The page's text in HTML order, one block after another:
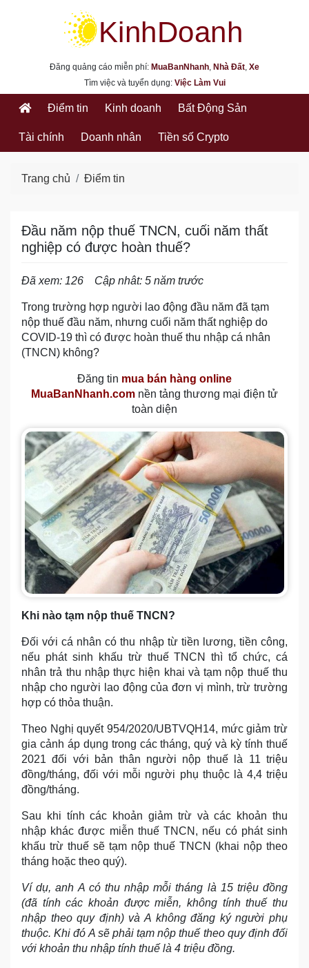
kinhdoanh.muabannhanh.com
Đăng quảng cáo miễn phí: MuaBanNhanh, Nhà Đất, Xe
Tìm việc và tuyển dụng: Việc Làm Vui
Điểm tin Kinh doanh Bất Động Sản
Tài chính Doanh nhân Tiền số Crypto
Trang chủ Điểm tin
Đầu năm nộp thuế TNCN, cuối năm thất
nghiệp có được hoàn thuế?
Đã xem: 126 Cập nhât: 5 năm trước
Trong trường hợp người lao động đầu năm đã tạm
nộp thuế đầu năm, nhưng cuối năm thất nghiệp do
COVID-19 thì có được hoàn thuế thu nhập cá nhân
(TNCN) không?
Đăng tin mua bán hàng online
MuaBanNhanh.com nền tảng thương mại điện tử
toàn diện
Khi nào tạm nộp thuế TNCN?
Đối với cá nhân có thu nhập từ tiền lương, tiền công,
nếu phát sinh khấu trừ thuế TNCN thì tổ chức, cá
nhân trả thu nhập thực hiện khai và tạm nộp thuế thu
nhập cho người lao động của đơn vị mình, trừ trường
hợp có thỏa thuận.
Theo Nghị quyết 954/2020/UBTVQH14, mức giảm trừ
gia cảnh áp dụng trong các tháng, quý và kỳ tính thuế
2021 đối với bản thân người nộp thuế là 11 triệu
đồng/tháng, đối với mỗi người phụ thuộc là 4,4 triệu
đồng/tháng.
Sau khi tính các khoản giảm trừ và các khoản thu
nhập khác được miễn thuế TNCN, nếu có phát sinh
khấu trừ thuế sẽ tạm nộp thuế TNCN (khai nộp theo
tháng hoặc theo quý).
Ví dụ, anh A có thu nhập mỗi tháng là 15 triệu đồng
(đã tính các khoản được miễn, không tính thuế thu
nhập theo quy định) và A không đăng ký người phụ
thuộc. Khi đó A sẽ phải tạm nộp thuế theo quy định đối
với khoản thu nhập tính thuế là 4 triệu đồng.